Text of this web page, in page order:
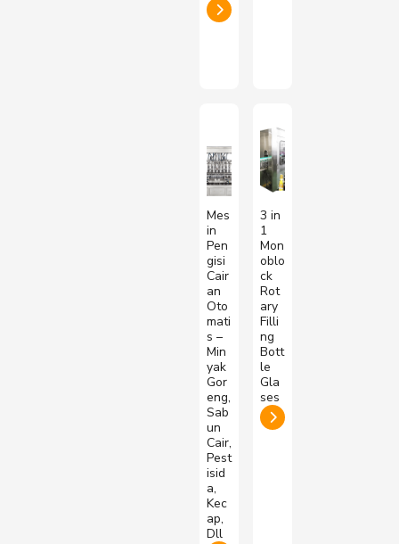
Mes
in
Pen
gisi
Cair
an
Oto
mati
s –
Min
yak
Gor
eng,
Sab
un
Cair,
Pest
isid
a,
Kec
ap,
Dll
3 in
1
Mon
oblo
ck
Rot
ary
Filli
ng
Bott
le
Gla
ses